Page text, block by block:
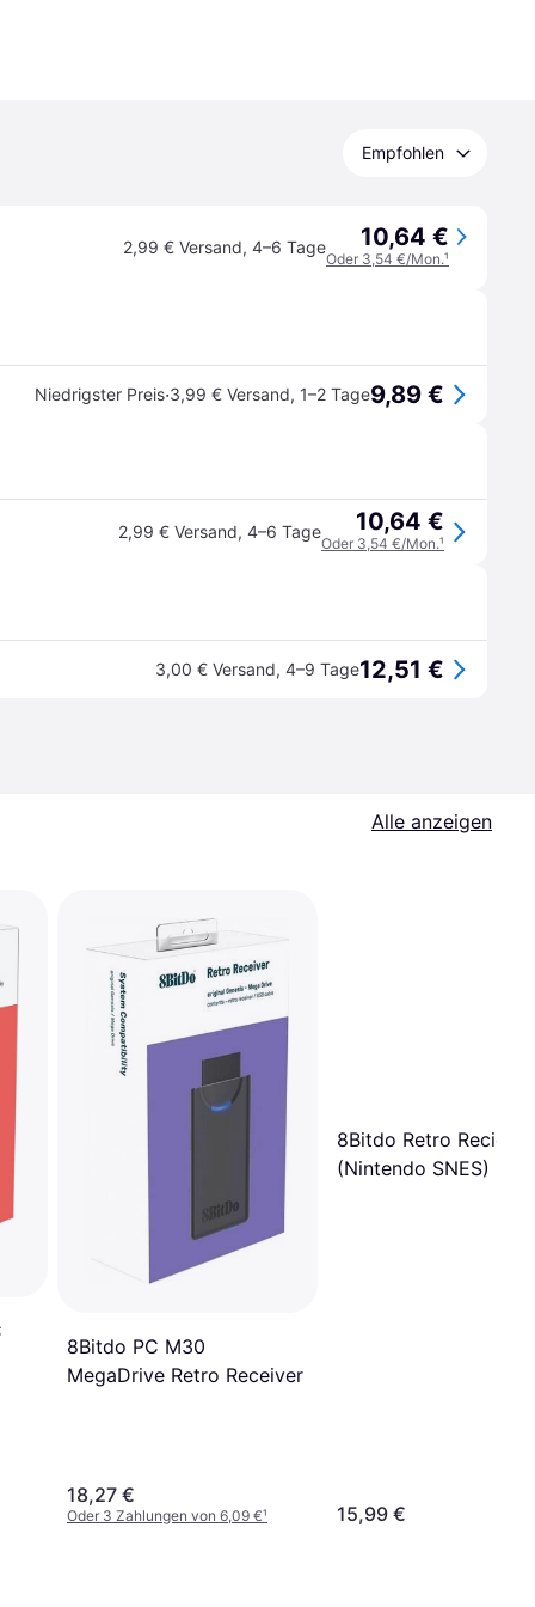
Empfohlen
2,99 € Versand, 4–6 Tage 10,64 €
Oder 3,54 €/Mon.¹
Niedrigster Preis·3,99 € Versand, 1–2 Tage9,89 €
2,99 € Versand, 4–6 Tage 10,64 €
Oder 3,54 €/Mon.¹
3,00 € Versand, 4–9 Tage12,51 €
Alle anzeigen
8Bitdo PC M30
MegaDrive Retro Receiver
18,27 €
Oder 3 Zahlungen von 6,09 €¹
8Bitdo Retro Reciever
(Nintendo SNES)
15,99 €